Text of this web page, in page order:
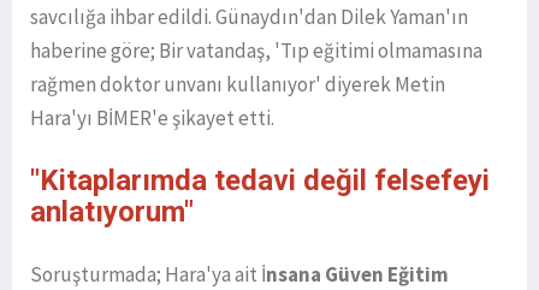
savcılığa ihbar edildi. Günaydın'dan Dilek Yaman'ın
haberine göre; Bir vatandaş, 'Tıp eğitimi olmamasına
rağmen doktor unvanı kullanıyor' diyerek Metin
Hara'yı BİMER'e şikayet etti.
"Kitaplarımda tedavi değil felsefeyi
anlatıyorum"
Soruşturmada; Hara'ya ait İnsana Güven Eğitim